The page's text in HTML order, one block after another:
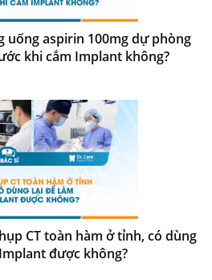
uống aspirin 100mg dự phòng
khi cắm Implant không?
CT toàn hàm ở tỉnh, có dùng
được không?